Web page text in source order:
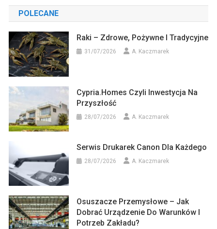
POLECANE
Raki – Zdrowe, Pożywne I Tradycyjne
31/07/2026 A. Kaczmarek
Cypria.homes Czyli Inwestycja Na
Przyszłość
28/07/2026 A. Kaczmarek
Serwis Drukarek Canon Dla Każdego
28/07/2026 A. Kaczmarek
Osuszacze Przemysłowe – Jak
Dobrać Urządzenie Do Warunków I
Potrzeb Zakładu?